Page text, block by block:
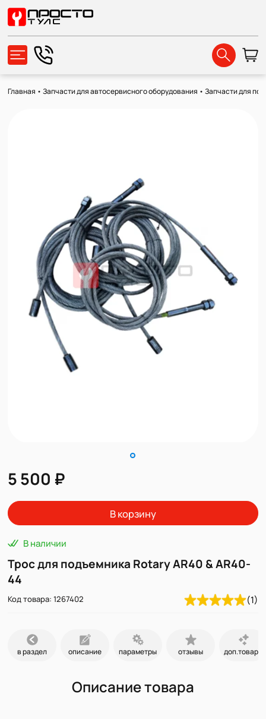
Главная •Запчасти для автосервисного оборудования •Запчасти для
5 500 ₽
В корзину
В наличии
Трос для подъемника Rotary AR40 & AR40-
44
Код товара: 1267402 (1)
в раздел описание параметры отзывы доп.товары
Описание товара